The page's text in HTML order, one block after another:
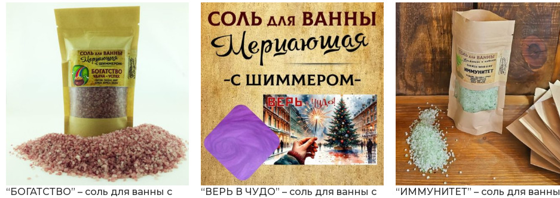
“БОГАТСТВО” – соль для ванны с
“ВЕРЬ В ЧУДО” – соль для ванны с
“ИММУНИТЕТ” – соль для ванны